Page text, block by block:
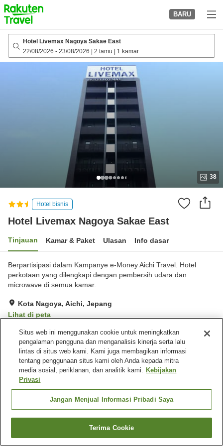
to
top
page
BARU
Hotel Livemax Nagoya Sakae East
22/08/2026 - 23/08/2026 2 tamu 1 kamar
38
Hotel bisnis
Hotel Livemax Nagoya Sakae East
Tinjauan Kamar & Paket Ulasan Info dasar
Berpartisipasi dalam Kampanye e-Money Aichi Travel. Hotel
perkotaan yang dilengkapi dengan pembersih udara dan
microwave di semua kamar.
Kota Nagoya, Aichi, Jepang
Lihat di peta
Ulasan:170
Fasilitas properti
Spa / Salon kecantikan
Kafe
Mesin penjual otomatis
Beranda Jepang Aichi
Kota Nagoya
Hotel Livemax Nagoya Sakae East
Cari kamar
Situs web ini menggunakan cookie untuk meningkatkan
pengalaman pengguna dan menganalisis kinerja serta lalu
lintas di situs web kami. Kami juga membagikan informasi
tentang penggunaan situs kami oleh Anda kepada mitra
media sosial, periklanan, dan analitik kami. Kebijakan
Privasi
Jangan Menjual Informasi Pribadi Saya
Terima Cookie